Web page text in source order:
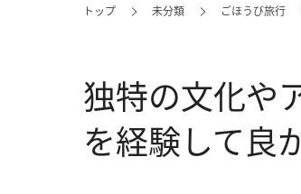
トップ 未分類 ごほうび旅行
独特の文化や
を経験して良